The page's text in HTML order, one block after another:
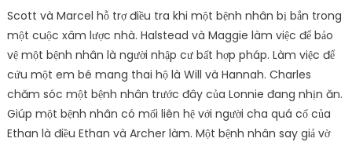
Scott và Marcel hỗ trợ điều tra khi một bệnh nhân bị bắn trong
một cuộc xâm lược nhà. Halstead và Maggie làm việc để bảo
vệ một bệnh nhân là người nhập cư bất hợp pháp. Làm việc để
cứu một em bé mang thai hộ là Will và Hannah. Charles
chăm sóc một bệnh nhân trước đây của Lonnie đang nhịn ăn.
Giúp một bệnh nhân có mối liên hệ với người cha quá cố của
Ethan là điều Ethan và Archer làm. Một bệnh nhân say giả vờ